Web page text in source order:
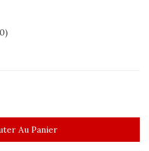
Au Panier